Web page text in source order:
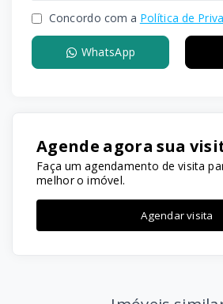
Concordo com a Política de
WhatsApp
Agende agora sua
Faça um agendamento de visita
melhor o imóvel.
Agendar visita